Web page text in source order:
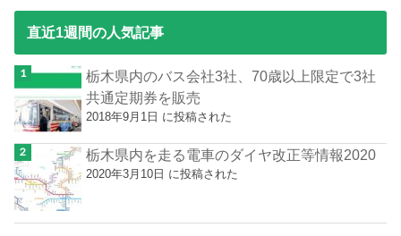
直近1週間の人気記事
栃木県内のバス会社3社、70歳以上限定で3社
共通定期券を販売
2018年9月1日 に投稿された
栃木県内を走る電車のダイヤ改正等情報2020
2020年3月10日 に投稿された